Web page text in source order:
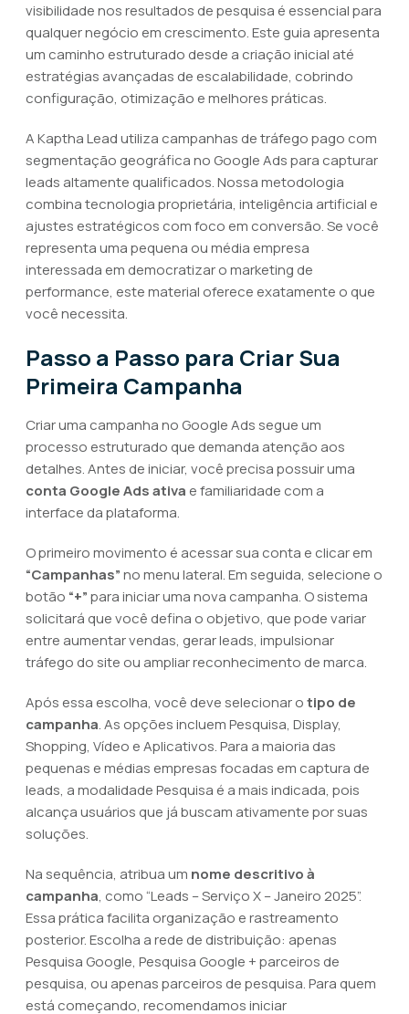
visibilidade nos resultados de pesquisa é essencial para
qualquer negócio em crescimento. Este guia apresenta
um caminho estruturado desde a criação inicial até
estratégias avançadas de escalabilidade, cobrindo
configuração, otimização e melhores práticas.
A Kaptha Lead utiliza campanhas de tráfego pago com
segmentação geográfica no Google Ads para capturar
leads altamente qualificados. Nossa metodologia
combina tecnologia proprietária, inteligência artificial e
ajustes estratégicos com foco em conversão. Se você
representa uma pequena ou média empresa
interessada em democratizar o marketing de
performance, este material oferece exatamente o que
você necessita.
Passo a Passo para Criar Sua
Primeira Campanha
Criar uma campanha no Google Ads segue um
processo estruturado que demanda atenção aos
detalhes. Antes de iniciar, você precisa possuir uma
conta Google Ads ativa e familiaridade com a
interface da plataforma.
O primeiro movimento é acessar sua conta e clicar em
“Campanhas”no menu lateral. Em seguida, selecione o
botão “+”para iniciar uma nova campanha. O sistema
solicitará que você defina o objetivo, que pode variar
entre aumentar vendas, gerar leads, impulsionar
tráfego do site ou ampliar reconhecimento de marca.
Após essa escolha, você deve selecionar otipo de
campanha. As opções incluem Pesquisa, Display,
Shopping, Vídeo e Aplicativos. Para a maioria das
pequenas e médias empresas focadas em captura de
leads, a modalidade Pesquisa é a mais indicada, pois
alcança usuários que já buscam ativamente por suas
soluções.
Na sequência, atribua um nome descritivo à
campanha, como “Leads – Serviço X – Janeiro 2025”.
Essa prática facilita organização e rastreamento
posterior. Escolha a rede de distribuição: apenas
Pesquisa Google, Pesquisa Google + parceiros de
pesquisa, ou apenas parceiros de pesquisa. Para quem
está começando, recomendamos iniciar